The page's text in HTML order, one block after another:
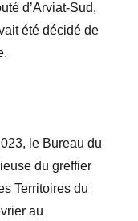
d’Arviat-Sud,
été décidé de
le Bureau du
du greffier
Territoires du
au